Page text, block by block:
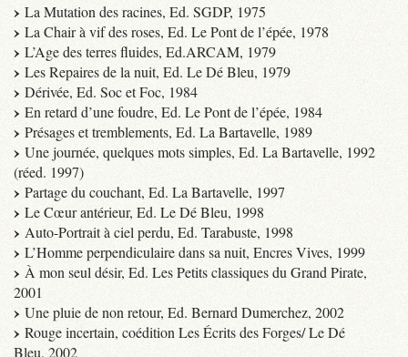
La Mutation des racines, Ed. SGDP, 1975
La Chair à vif des roses, Ed. Le Pont de l’épée, 1978
L’Age des terres fluides, Ed.ARCAM, 1979
Les Repaires de la nuit, Ed. Le Dé Bleu, 1979
Dérivée, Ed. Soc et Foc, 1984
En retard d’une foudre, Ed. Le Pont de l’épée, 1984
Présages et tremblements, Ed. La Bartavelle, 1989
Une journée, quelques mots simples, Ed. La Bartavelle, 1992
(réed. 1997)
Partage du couchant, Ed. La Bartavelle, 1997
Le Cœur antérieur, Ed. Le Dé Bleu, 1998
Auto-Portrait à ciel perdu, Ed. Tarabuste, 1998
L’Homme perpendiculaire dans sa nuit, Encres Vives, 1999
À mon seul désir, Ed. Les Petits classiques du Grand Pirate,
2001
Une pluie de non retour, Ed. Bernard Dumerchez, 2002
Rouge incertain, coédition Les Écrits des Forges/ Le Dé
Bleu, 2002